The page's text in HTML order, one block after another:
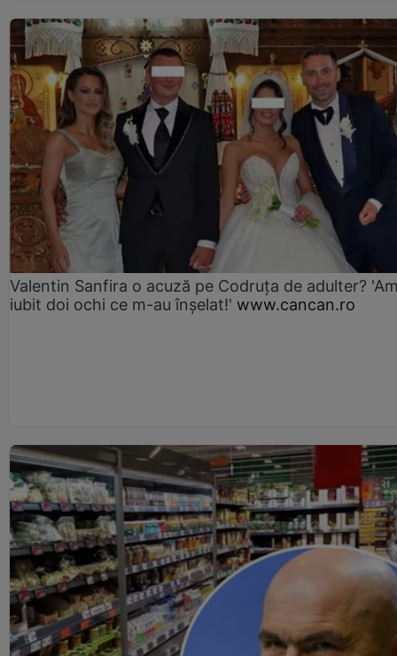
Valentin Sanfira o acuză pe Codruța de adulter?
iubit doi ochi ce m-au înșelat!' www.cancan.ro